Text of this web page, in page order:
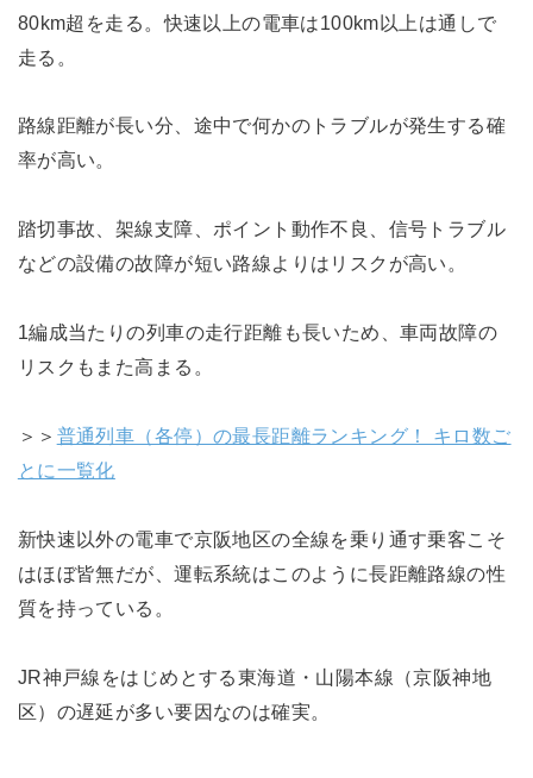
80km超を走る。快速以上の電車は100km以上は通しで
走る。
路線距離が長い分、途中で何かのトラブルが発生する確
率が高い。
踏切事故、架線支障、ポイント動作不良、信号トラブル
などの設備の故障が短い路線よりはリスクが高い。
1編成当たりの列車の走行距離も長いため、車両故障の
リスクもまた高まる。
＞＞ 普通列車（各停）の最長距離ランキング！ キロ数ご
とに一覧化
新快速以外の電車で京阪地区の全線を乗り通す乗客こそ
はほぼ皆無だが、運転系統はこのように長距離路線の性
質を持っている。
JR神戸線をはじめとする東海道・山陽本線（京阪神地
区）の遅延が多い要因なのは確実。